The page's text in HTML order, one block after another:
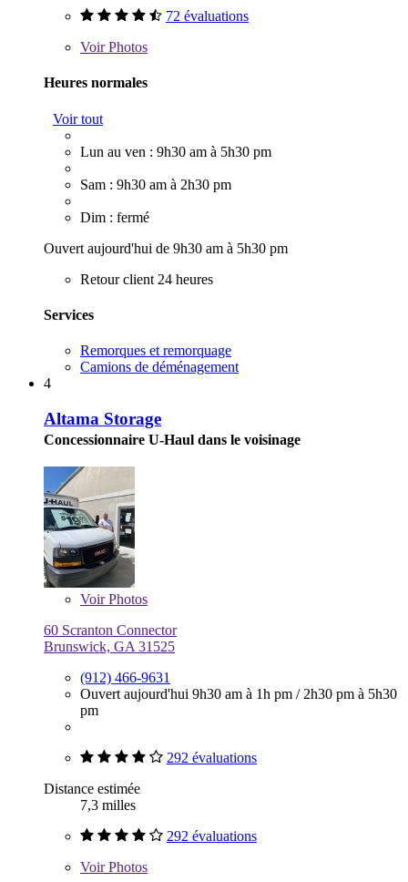
72 évaluations
VoirPhotos
Heures normales
Voir tout
Lun au ven : 9h30 am à 5h30 pm
Sam : 9h30 am à 2h30 pm
Dim : fermé
Ouvert aujourd'hui de 9h30 am à 5h30 pm
Retour client 24 heures
Services
Remorques et remorquage
Camions de déménagement
4
Altama Storage
Concessionnaire U-Haul dans le voisinage
VoirPhotos
60 Scranton Connector
Brunswick, GA 31525
(912) 466-9631
Ouvert aujourd'hui 9h30 am à 1h pm / 2h30 pm à 5h30
pm
292 évaluations
Distance estimée
7,3 milles
292 évaluations
VoirPhotos